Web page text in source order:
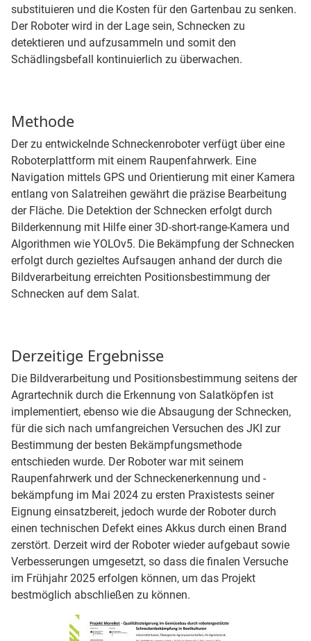
substituieren und die Kosten für den Gartenbau zu senken.
Der Roboter wird in der Lage sein, Schnecken zu
detektieren und aufzusammeln und somit den
Schädlingsbefall kontinuierlich zu überwachen.
Methode
Der zu entwickelnde Schneckenroboter verfügt über eine
Roboterplattform mit einem Raupenfahrwerk. Eine
Navigation mittels GPS und Orientierung mit einer Kamera
entlang von Salatreihen gewährt die präzise Bearbeitung
der Fläche. Die Detektion der Schnecken erfolgt durch
Bilderkennung mit Hilfe einer 3D-short-range-Kamera und
Algorithmen wie YOLOv5. Die Bekämpfung der Schnecken
erfolgt durch gezieltes Aufsaugen anhand der durch die
Bildverarbeitung erreichten Positionsbestimmung der
Schnecken auf dem Salat.
Derzeitige Ergebnisse
Die Bildverarbeitung und Positionsbestimmung seitens der
Agrartechnik durch die Erkennung von Salatköpfen ist
implementiert, ebenso wie die Absaugung der Schnecken,
für die sich nach umfangreichen Versuchen des JKI zur
Bestimmung der besten Bekämpfungsmethode
entschieden wurde. Der Roboter war mit seinem
Raupenfahrwerk und der Schneckenerkennung und -
bekämpfung im Mai 2024 zu ersten Praxistests seiner
Eignung einsatzbereit, jedoch wurde der Roboter durch
einen technischen Defekt eines Akkus durch einen Brand
zerstört. Derzeit wird der Roboter wieder aufgebaut sowie
Verbesserungen umgesetzt, so dass die finalen Versuche
im Frühjahr 2025 erfolgen können, um das Projekt
bestmöglich abschließen zu können.